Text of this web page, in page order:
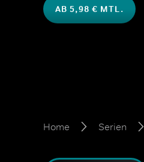
AB 5,98 € MTL.
Home Serien